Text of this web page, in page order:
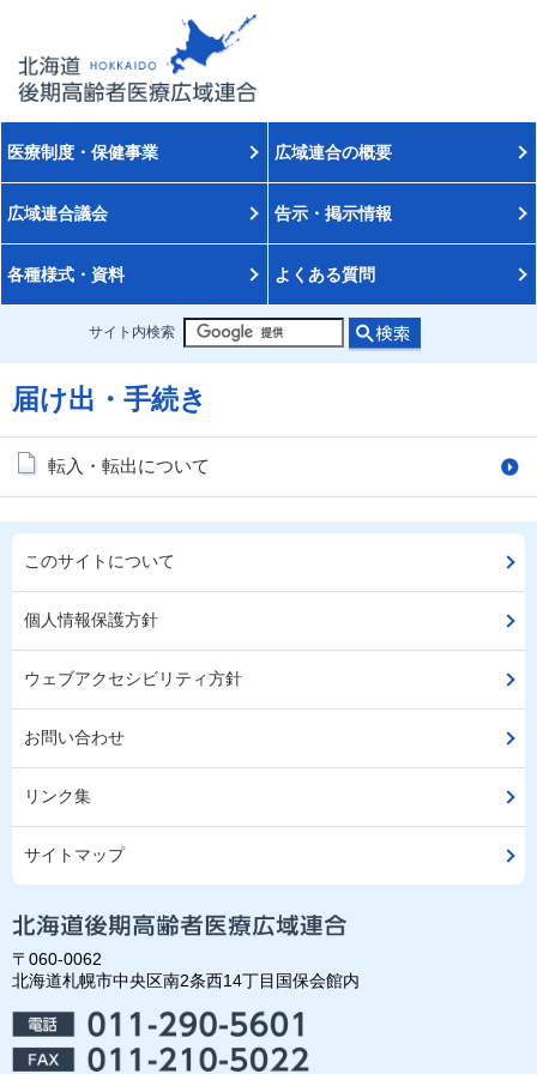
医療制度・保健事業 広域連合の概要
広域連合議会 告示・掲示情報
各種様式・資料 よくある質問
サイト内検索
届け出・手続き
転入・転出について
このサイトについて
個人情報保護方針
ウェブアクセシビリティ方針
お問い合わせ
リンク集
サイトマップ
〒060-0062
北海道札幌市中央区南2条西14丁目国保会館内